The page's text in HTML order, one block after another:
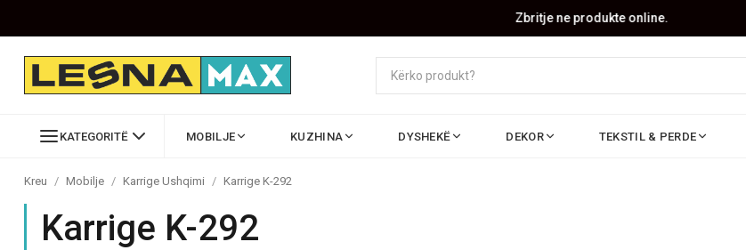
Zbritje ne produkte online.
KATEGORITË MOBILJE KUZHINA DYSHEKË DEKOR TEKSTIL & PERDE
Kreu / Mobilje / Karrige Ushqimi / Karrige K-292
Karrige K-292